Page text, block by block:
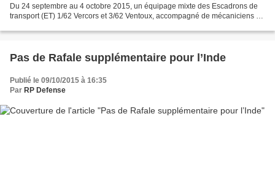
Du 24 septembre au 4 octobre 2015, un équipage mixte des Escadrons de
transport (ET) 1/62 Vercors et 3/62 Ventoux, accompagné de mécaniciens de
Pas de Rafale supplémentaire pour l’Inde
Publié le 09/10/2015 à 16:35
Par RP Defense